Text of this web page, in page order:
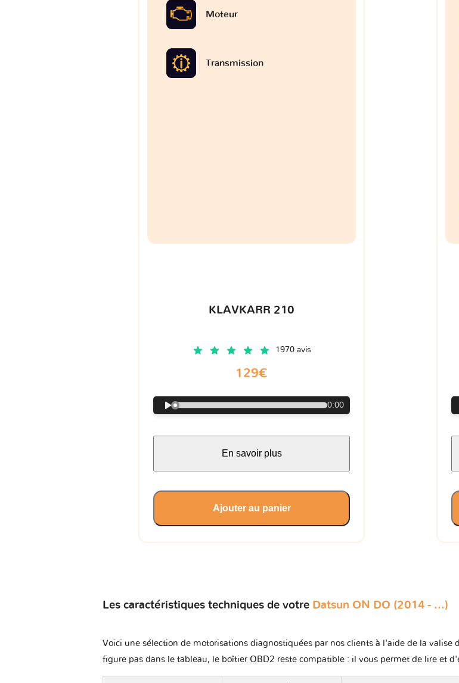
Moteur
Transmission
KLAVKARR 210
1970 avis
129€
0:00
En savoir plus
Ajouter au panier
Les caractéristiques techniques de votre Datsun ON DO (2014 - ...)
Voici une sélection de motorisations diagnostiquées par nos clients à l'aide de la
figure pas dans le tableau, le boîtier OBD2 reste compatible : il vous permet de lire et